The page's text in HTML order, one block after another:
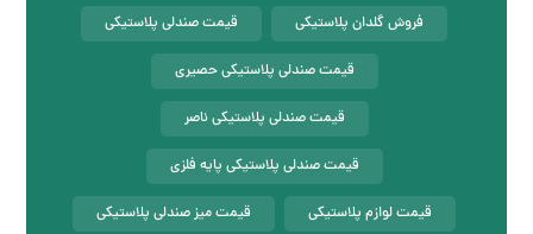
فروش گلدان پلاستیکی قیمت صندلی پلاستیکی
قیمت صندلی پلاستیکی حصیری
قیمت صندلی پلاستیکی ناصر
قیمت صندلی پلاستیکی پایه فلزی
قیمت لوازم پلاستیکی قیمت میز صندلی پلاستیکی